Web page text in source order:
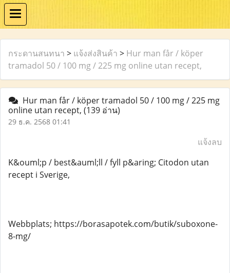
กระดานสนทนา > แจ้งส่งสินค้า > Hur man får / köper
tramadol 50 / 100 mg / 225 mg online utan recept,
Hur man får / köper tramadol 50 / 100 mg / 225 mg
online utan recept, (139 อ่าน)
29 ธ.ค. 2568 01:41
แจ้งลบ
K&ouml;p / best&auml;ll / fyll p&aring; Citodon utan
recept i Sverige,
Webbplats; https://borasapotek.com/butik/suboxone-
8-mg/